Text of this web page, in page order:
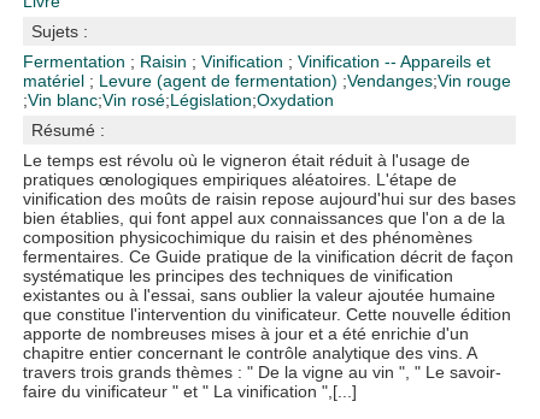
Sujets :
Fermentation ; Raisin ;Vinification ;Vinification -- Appareils et
matériel ; Levure (agent de fermentation) ;Vendanges;Vin rouge
;Vin blanc;Vin rosé;Législation;Oxydation
Résumé :
Le temps est révolu où le vigneron était réduit à l'usage de
pratiques œnologiques empiriques aléatoires. L'étape de
vinification des moûts de raisin repose aujourd'hui sur des bases
bien établies, qui font appel aux connaissances que l'on a de la
composition physicochimique du raisin et des phénomènes
fermentaires. Ce Guide pratique de la vinification décrit de façon
systématique les principes des techniques de vinification
existantes ou à l'essai, sans oublier la valeur ajoutée humaine
que constitue l'intervention du vinificateur. Cette nouvelle édition
apporte de nombreuses mises à jour et a été enrichie d'un
chapitre entier concernant le contrôle analytique des vins. A
travers trois grands thèmes : " De la vigne au vin ", " Le savoir-
faire du vinificateur " et " La vinification ",[...]